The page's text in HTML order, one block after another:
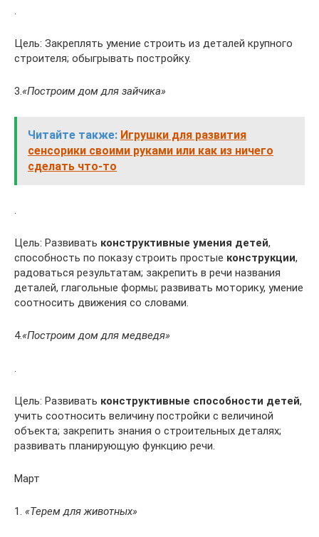
.
Цель: Закреплять умение строить из деталей крупного
строителя; обыгрывать постройку.
3.«Построим дом для зайчика»
Читайте также: Игрушки для развития
сенсорики своими руками или как из ничего
сделать что-то
.
Цель: Развивать конструктивные умения детей,
способность по показу строить простые конструкции,
радоваться результатам; закрепить в речи названия
деталей, глагольные формы; развивать моторику, умение
соотносить движения со словами.
4.«Построим дом для медведя»
.
Цель: Развивать конструктивные способности детей,
учить соотносить величину постройки с величиной
объекта; закрепить знания о строительных деталях;
развивать планирующую функцию речи.
Март
1. «Терем для животных»